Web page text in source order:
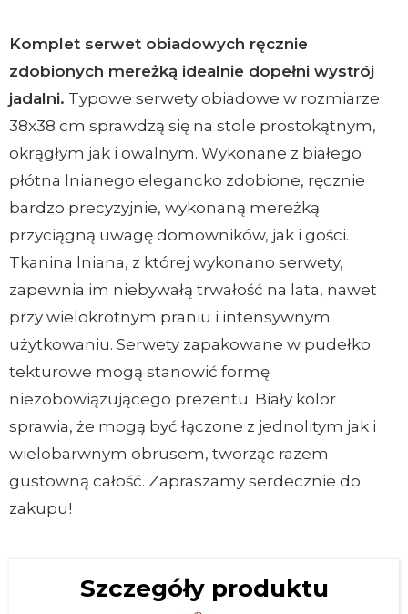
Komplet serwet obiadowych ręcznie
zdobionych mereżką idealnie dopełni wystrój
jadalni. Typowe serwety obiadowe w rozmiarze
38x38 cm sprawdzą się na stole prostokątnym,
okrągłym jak i owalnym. Wykonane z białego
płótna lnianego elegancko zdobione, ręcznie
bardzo precyzyjnie, wykonaną mereżką
przyciągną uwagę domowników, jak i gości.
Tkanina lniana, z której wykonano serwety,
zapewnia im niebywałą trwałość na lata, nawet
przy wielokrotnym praniu i intensywnym
użytkowaniu. Serwety zapakowane w pudełko
tekturowe mogą stanowić formę
niezobowiązującego prezentu. Biały kolor
sprawia, że mogą być łączone z jednolitym jak i
wielobarwnym obrusem, tworząc razem
gustowną całość. Zapraszamy serdecznie do
zakupu!
Szczegóły produktu